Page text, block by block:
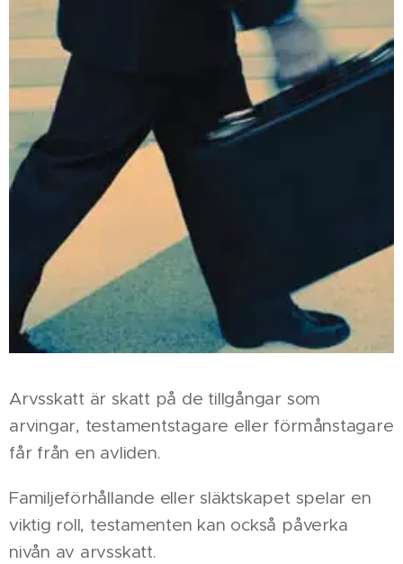
Arvsskatt är skatt på de tillgångar som
arvingar, testamentstagare eller förmånstagare
får från en avliden.
Familjeförhållande eller släktskapet spelar en
viktig roll, testamenten kan också påverka
nivån av arvsskatt.